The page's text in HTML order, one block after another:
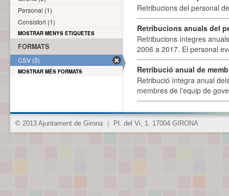
Retribucions del personal
Retribucions anuals del
Retribucions íntegres
2006 a 2017. El personal
Retribució anual de
Retribució íntegra anual
membres de l'equip de
Personal (1)
Consistori (1)
MOSTRAR MENYS ETIQUETES
FORMATS
CSV (3)
MOSTRAR MÉS FORMATS
© 2013 Ajuntament de Girona Pl. del Vi, 1. 17004 GIRONA